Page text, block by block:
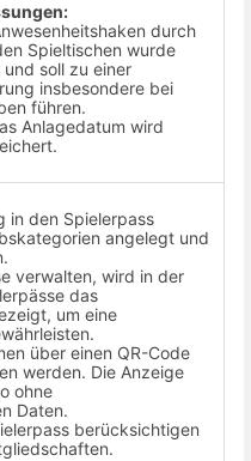
durch
Spieltischen wurde
soll zu einer
insbesondere bei
führen.
Anlagedatum wird
in den Spielerpass
angelegt und
verwalten, wird in der
das
um eine
über einen QR-Code
werden. Die Anzeige
ohne
Daten.
berücksichtigen